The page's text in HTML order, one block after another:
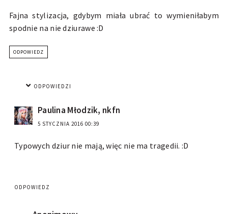
Fajna stylizacja, gdybym miała ubrać to wymieniłabym
spodnie na nie dziurawe :D
ODPOWIEDZ
ODPOWIEDZI
Paulina Młodzik, nkfn
5 STYCZNIA 2016 00:39
Typowych dziur nie mają, więc nie ma tragedii. :D
ODPOWIEDZ